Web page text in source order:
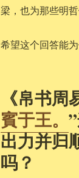
梁，也为那些明
希望这个回答能为
《帛书
賓于王。
出力并归
吗？